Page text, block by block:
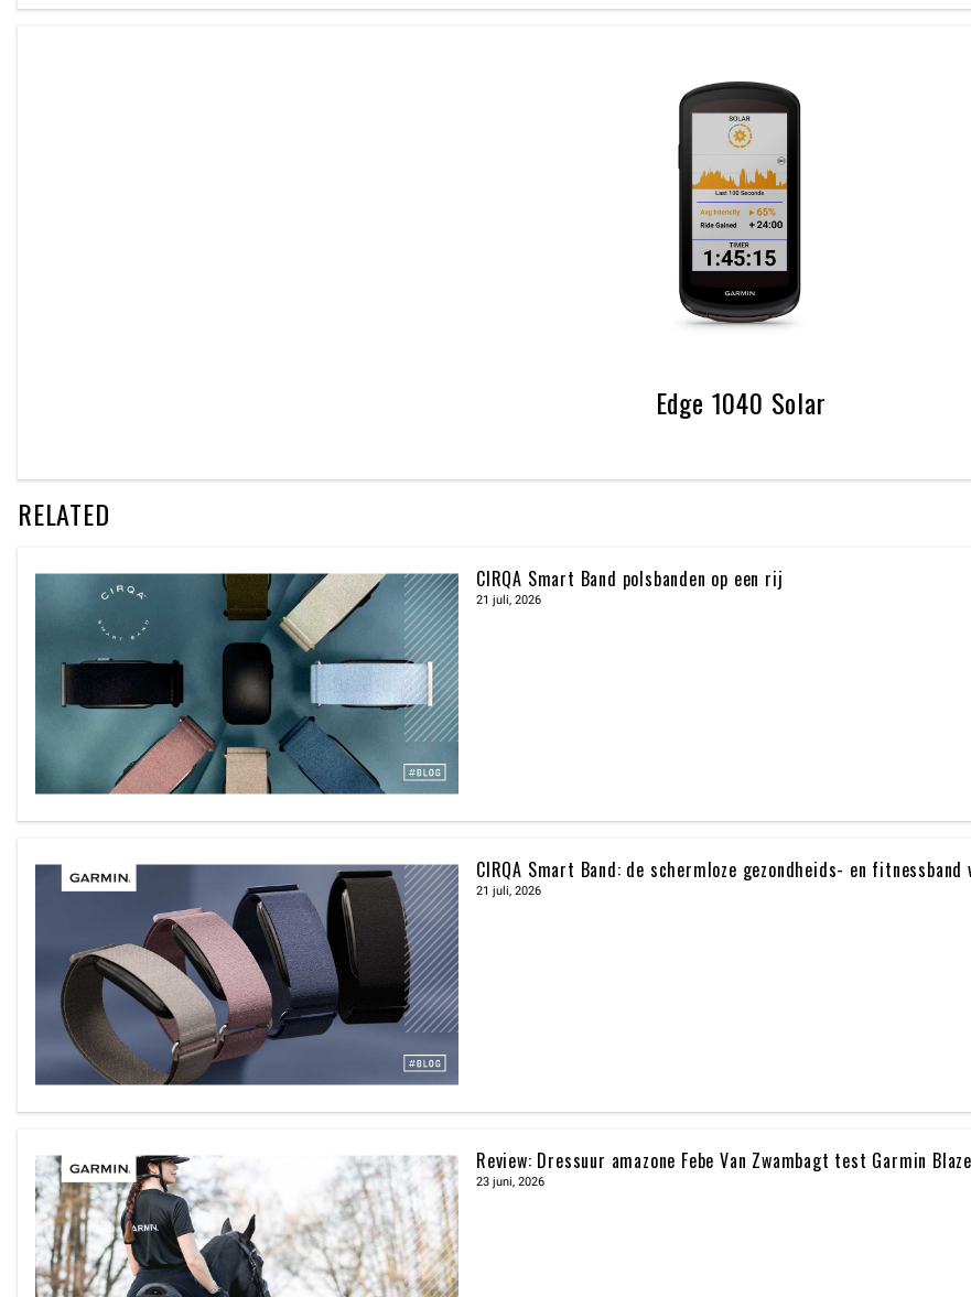
Edge 1040 Solar
RELATED
CIRQA Smart Band polsbanden op een rij
21 juli, 2026
CIRQA Smart Band: de schermloze gezondheids- en fitnessband
21 juli, 2026
Review: Dressuur amazone Febe Van Zwambagt test Garmin
23 juni, 2026